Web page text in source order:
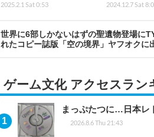
2025.2.1 Sat 0:53 2024.12.7 Sat
世界に6部しかないはずの聖遺物登場に
れたコピー誌版「空の境界」ヤフオクに
ゲーム文化 アクセスラン
まっぷたつに…日本レ
2026.8.6 Thu 21:43